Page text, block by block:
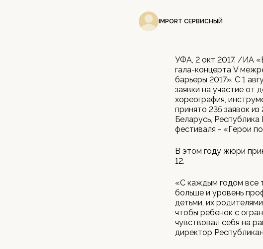
IMPORT СЕРВИСНЫЙ
УФА, 2 окт 2017. /ИА
гала-концерта V
барьеры 2017». С 1
заявки на участие от
хореография,
принято 235 заявок
Беларусь,
фестиваля - «Герои
В этом году жюри
12.
«С каждым годом все
больше и уровень
детьми, их
чтобы ребенок с
чувствовал себя на
директор